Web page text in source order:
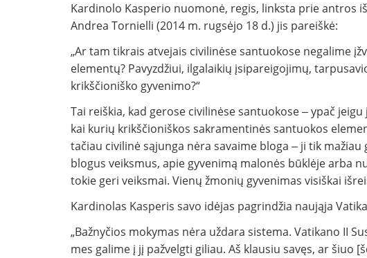
Kardinolo Kasperio nuomonė, regis, linksta prie antros
Andrea Tornielli (2014 m. rugsėjo 18 d.) jis pareiškė:
„Ar tam tikrais atvejais civilinėse santuokose negalime
elementų? Pavyzdžiui, ilgalaikių įsipareigojimų,
krikščioniško gyvenimo?“
Tai reiškia, kad gerose civilinėse santuokose ‒ ypač
kai kurių krikščioniškos sakramentinės santuokos
tačiau civilinė sąjunga nėra savaime bloga ‒ ji tik
blogus veiksmus, apie gyvenimą malonės būklėje arba
tokie geri veiksmai. Vienų žmonių gyvenimas visiškai
Kardinolas Kasperis savo idėjas pagrindžia naująja
„Bažnyčios mokymas nėra uždara sistema. Vatikano II
mes galime į jį pažvelgti giliau. Aš klausiu savęs, ar šiuo